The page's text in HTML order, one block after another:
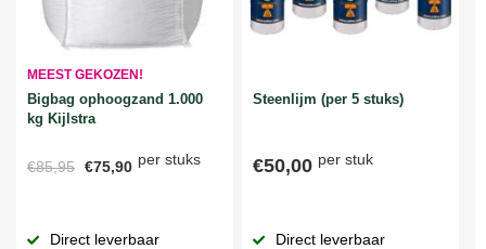
MEEST GEKOZEN!
Bigbag ophoogzand 1.000
kg Kijlstra
€85,95 €75,90 per stuks
Direct leverbaar
Steenlijm (per 5 stuks)
€50,00 per stuk
Direct leverbaar